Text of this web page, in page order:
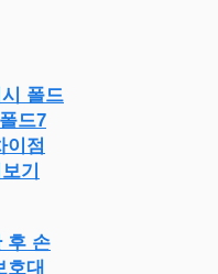
폴드
드7
이점
기
후 손
호대